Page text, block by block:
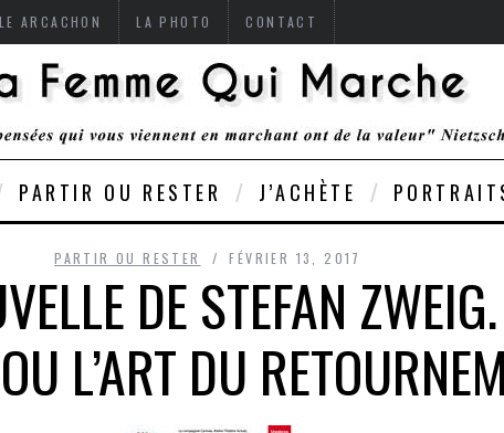
ARCACHON LA PHOTO CONTACT
PARTIR OU RESTER J’ACHÈTE
PARTIR OU RESTER FÉVRIER 13, 2017
DE STEFAN
L’ART DU